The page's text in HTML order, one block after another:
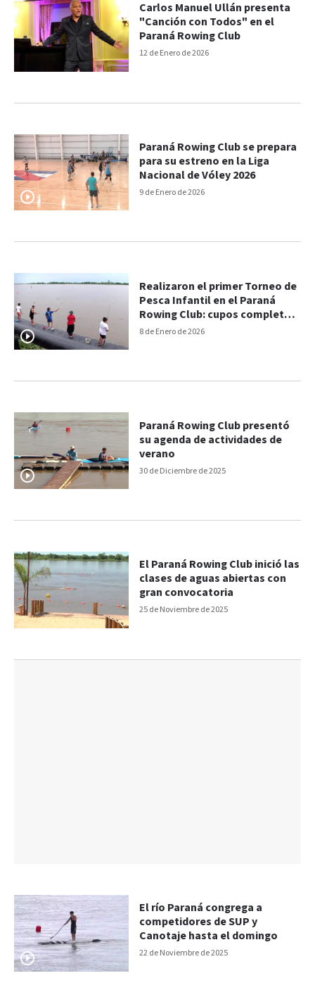
12 de Enero de 2026
Carlos Manuel Ullán presenta
"Canción con Todos" en el
Paraná Rowing Club
9 de Enero de 2026
Paraná Rowing Club se prepara
para su estreno en la Liga
Nacional de Vóley 2026
8 de Enero de 2026
Realizaron el primer Torneo de
Pesca Infantil en el Paraná
Rowing Club: cupos completos
y premios en efectivo
30 de Diciembre de 2025
Paraná Rowing Club presentó
su agenda de actividades de
verano
25 de Noviembre de 2025
El Paraná Rowing Club inició las
clases de aguas abiertas con
gran convocatoria
22 de Noviembre de 2025
El río Paraná congrega a
competidores de SUP y
Canotaje hasta el domingo